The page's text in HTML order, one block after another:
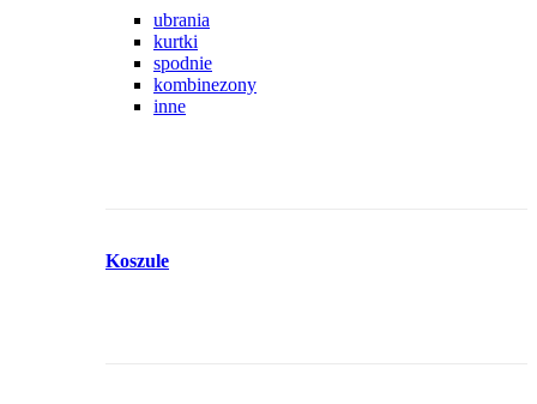
ubrania
kurtki
spodnie
kombinezony
inne
Koszule